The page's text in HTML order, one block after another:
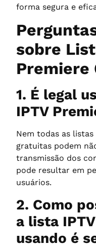
forma segura e
sobre
Premiere
1. É legal
IPTV
Nem todas as listas
gratuitas podem
transmissão dos
pode resultar em
usuários.
2. Como
a lista
usando é